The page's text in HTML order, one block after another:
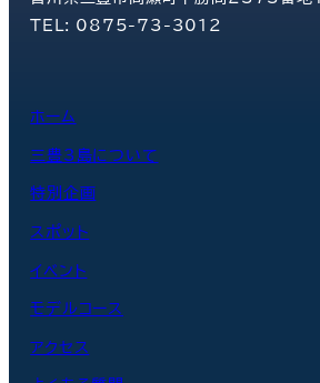
TEL: 0875-73-3012
ホーム
三豊3島について
特別企画
スポット
イベント
モデルコース
アクセス